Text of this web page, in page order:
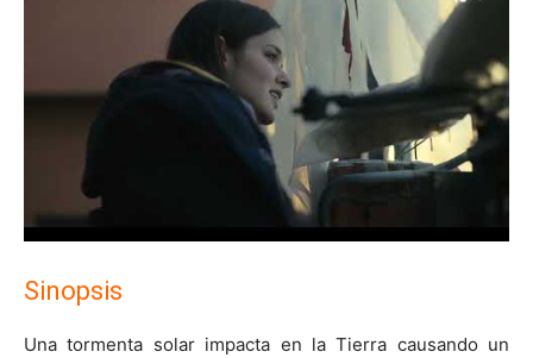
Sinopsis
Una tormenta solar impacta en la Tierra causando un